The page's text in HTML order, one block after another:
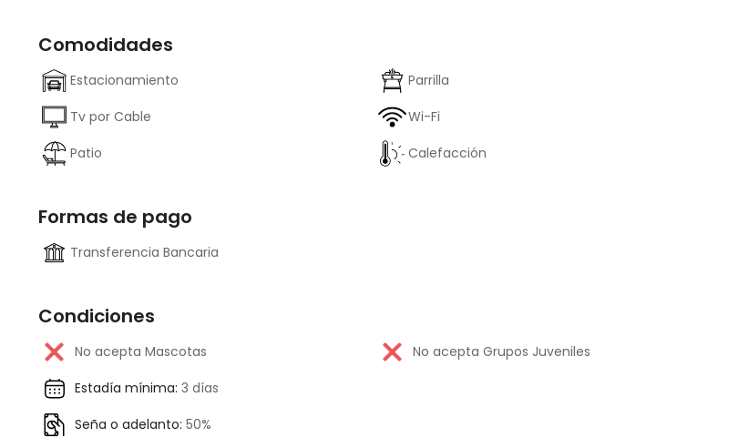
Comodidades
Estacionamiento
Parrilla
Tv por Cable
Wi-Fi
Patio
Calefacción
Formas de pago
Transferencia Bancaria
Condiciones
No acepta Mascotas
No acepta Grupos Juveniles
Estadía mínima: 3 días
Seña o adelanto: 50%